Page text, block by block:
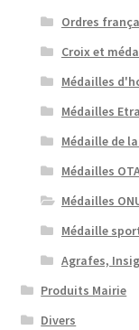
Ordres
Croix et
Médailles
Médailles
Médaille de
Médailles
Médailles
Médaille
Agrafes,
Produits Mairie
Divers